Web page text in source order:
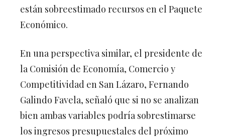
están sobreestimado recursos en el Paquete
Económico.
En una perspectiva similar, el presidente de
la Comisión de Economía, Comercio y
Competitividad en San Lázaro, Fernando
Galindo Favela, señaló que si no se analizan
bien ambas variables podría sobrestimarse
los ingresos presupuestales del próximo